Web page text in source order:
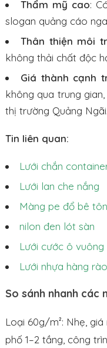
Thẩm mỹ cao:
slogan quảng cáo
Thân thiện môi
không thải chất độc
Giá thành cạnh
không qua trung
thị trường Quảng Ngãi.
Tin liên quan:
Lưới chắn
Lưới lan che nắng
Màng pe đổ bê
nilon đen lót sàn
Lưới cước ô vuông
Lưới nhựa hàng
So sánh nhanh các
Loại 60g/m²: Nhẹ,
phố 1–2 tầng, công